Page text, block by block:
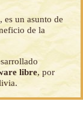
un asunto de
de la
libre, por